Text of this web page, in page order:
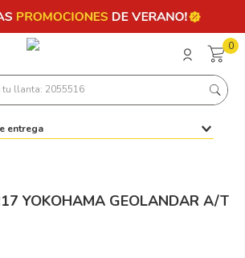
0
tu llanta: 2055516
entrega
YOKOHAMA GEOLANDAR A/T
Términos más buscados